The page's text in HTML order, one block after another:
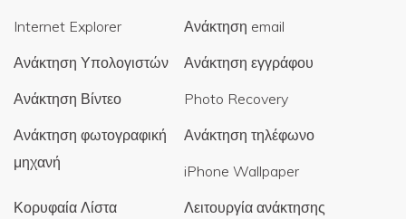
Internet Explorer
Ανάκτηση email
Ανάκτηση Υπολογιστών
Ανάκτηση εγγράφου
Ανάκτηση Βίντεο
Photo Recovery
Ανάκτηση φωτογραφική
μηχανή
Ανάκτηση τηλέφωνο
iPhone Wallpaper
Κορυφαία Λίστα
Λειτουργία ανάκτησης